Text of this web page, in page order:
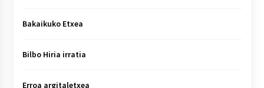
Bakaikuko Etxea
Bilbo Hiria irratia
Erroa argitaletxea